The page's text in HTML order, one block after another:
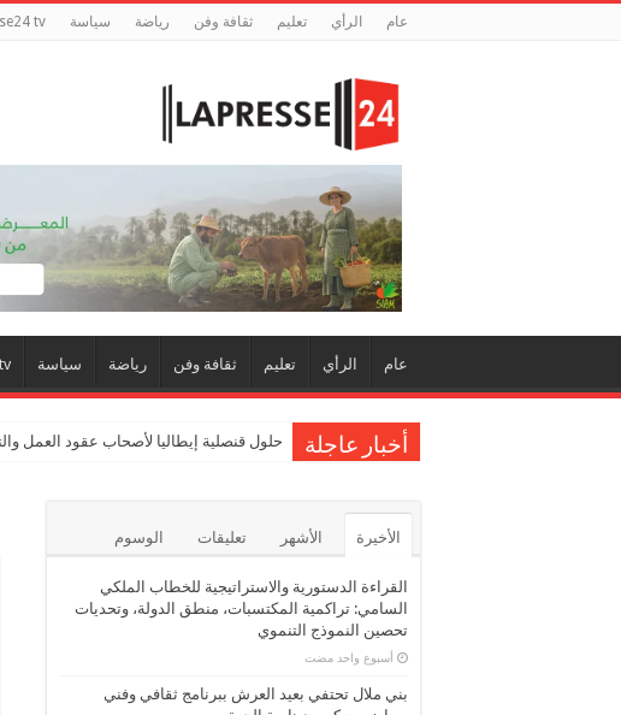
عام الرأي تعليم ثقافة وفن رياضة سياسة tv
عام الرأي تعليم ثقافة وفن رياضة سياسة
أخبار عاجلة حلول قنصلية إيطاليا لأصحاب عقود العمل
الأخيرة الأشهر تعليقات الوسوم
القراءة الدستورية والاستراتيجية للخطاب الملكي
السامي: تراكمية المكتسبات، منطق الدولة، وتحديات
تحصين النموذج التنموي
‏أسبوع واحد مضت
بني ملال تحتفي بعيد العرش ببرنامج ثقافي وفني